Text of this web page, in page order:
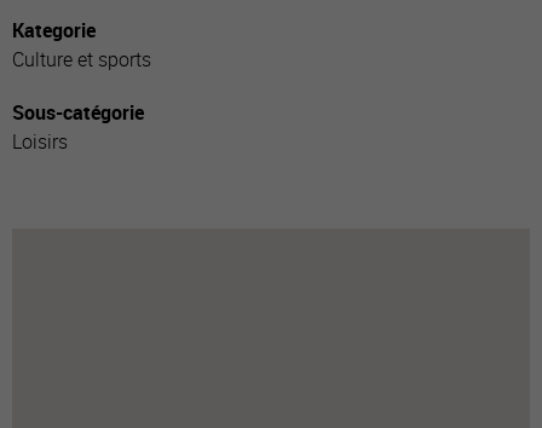
Kategorie
Culture et sports
Sous-catégorie
Loisirs